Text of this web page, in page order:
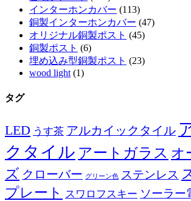
インターホンカバー (113)
銅製インターホンカバー (47)
オリジナル銅製ポスト (45)
銅製ポスト (6)
埋め込み型銅製ポスト (23)
wood light (1)
タグ
LED うす茶 アルカイックタイル
クタイル アートガラス オ
ズ クローバー グリーン色 ステンレス
プレート スワロフスキー ソーラー